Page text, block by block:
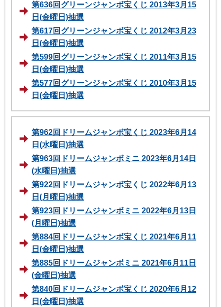
第636回グリーンジャンボ宝くじ 2013年3月15
日(金曜日)抽選
第617回グリーンジャンボ宝くじ 2012年3月23
日(金曜日)抽選
第599回グリーンジャンボ宝くじ 2011年3月15
日(金曜日)抽選
第577回グリーンジャンボ宝くじ 2010年3月15
日(金曜日)抽選
第962回ドリームジャンボ宝くじ 2023年6月14
日(水曜日)抽選
第963回ドリームジャンボミニ 2023年6月14日
(水曜日)抽選
第922回ドリームジャンボ宝くじ 2022年6月13
日(月曜日)抽選
第923回ドリームジャンボミニ 2022年6月13日
(月曜日)抽選
第884回ドリームジャンボ宝くじ 2021年6月11
日(金曜日)抽選
第885回ドリームジャンボミニ 2021年6月11日
(金曜日)抽選
第840回ドリームジャンボ宝くじ 2020年6月12
日(金曜日)抽選